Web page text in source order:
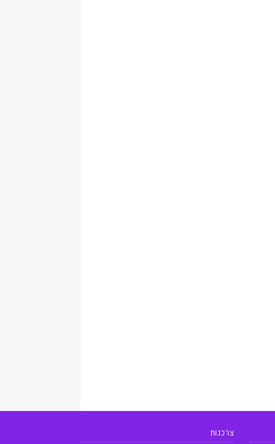
צרכנות